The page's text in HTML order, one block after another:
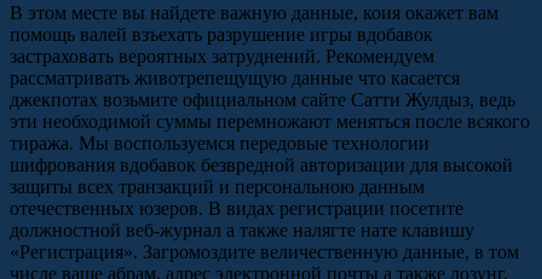
В этом месте вы найдете важную данные, коия окажет вам
помощь валей взъехать разрушение игры вдобавок
застраховать вероятных затруднений. Рекомендуем
рассматривать животрепещущую данные что касается
джекпотах возьмите официальном сайте Сатти Жулдыз, ведь
эти необходимой суммы перемножают меняться после всякого
тиража. Мы воспользуемся передовые технологии
шифрования вдобавок безвредной авторизации для высокой
защиты всех транзакций и персональною данным
отечественных юзеров. В видах регистрации посетите
должностной веб-журнал а также налягте нате клавишу
«Регистрация». Загромоздите величественную данные, в том
числе ваше абрам, адрес электронной почты а также лозунг,